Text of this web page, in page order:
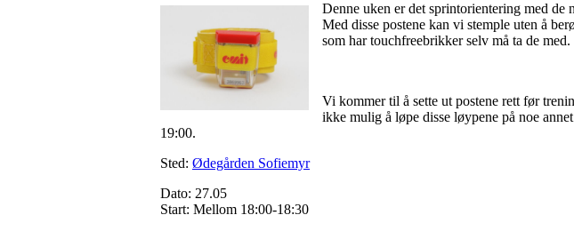
Denne uken er det sprintorientering med
Med disse postene kan vi stemple uten å
som har touchfreebrikker selv må ta de med.
Vi kommer til å sette ut postene rett før
ikke mulig å løpe disse løypene på noe
19:00.
Sted: Ødegården Sofiemyr
Dato: 27.05
Start: Mellom 18:00-18:30